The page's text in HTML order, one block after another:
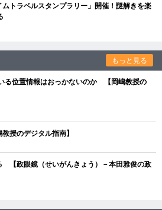
トラベルスタンプラリー」開催！謎解きを楽
もっと見る
る位置情報はおっかないのか 【岡嶋教授の
授のデジタル指南】
【政眼鏡（せいがんきょう）－本田雅俊の政